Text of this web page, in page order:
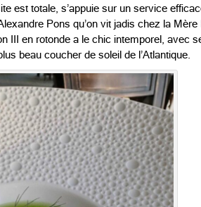
est totale, s’appuie sur un service
Pons qu’on vit jadis chez la
III en rotonde a le chic intemporel, avec
beau coucher de soleil de l’Atlantique.